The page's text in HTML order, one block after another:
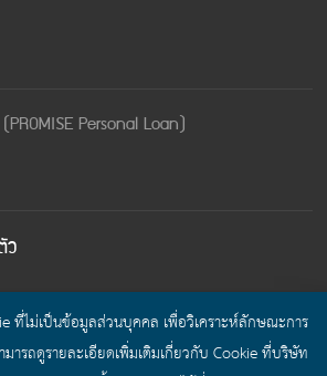
Personal Loan)
ว
Thailand 2017 All Rights Reserved.
ที่ไม่เป็นข้อมูลส่วนบุคคล เพื่อวิเคราะห์ลักษณะการ
มารถดูรายละเอียดเพิ่มเติมเกี่ยวกับ Cookie ที่บริษัท